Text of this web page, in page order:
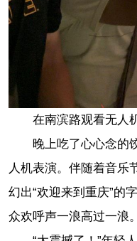
在南滨路观看无人
晚上吃了心心念的
人机表演。伴随着音乐
幻出“欢迎来到重庆”的
众欢呼声一浪高过一浪。